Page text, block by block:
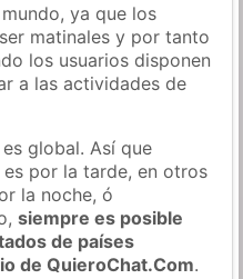
ya que los
matinales y por tanto
los usuarios disponen
a las actividades de
global. Así que
por la tarde, en otros
la noche, ó
siempre es posible
de países
de QuieroChat.Com.